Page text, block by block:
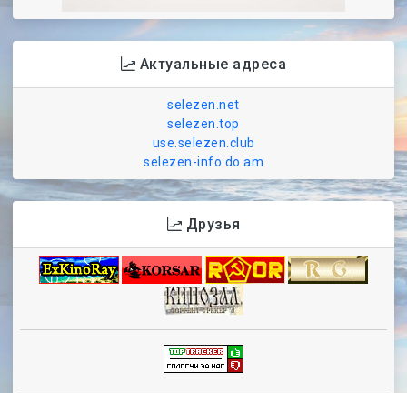
Актуальные адреса
selezen.net
selezen.top
use.selezen.club
selezen-info.do.am
Друзья